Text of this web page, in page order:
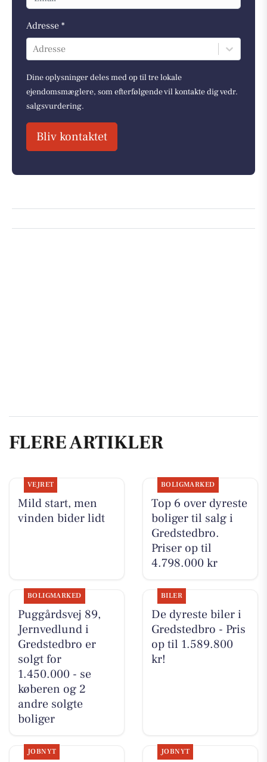
Adresse *
Adresse
Dine oplysninger deles med op til tre lokale
ejendomsmæglere, som efterfølgende vil kontakte dig vedr.
salgsvurdering.
Bliv kontaktet
FLERE ARTIKLER
VEJRET
Mild start, men
vinden bider lidt
BOLIGMARKED
Top 6 over dyreste
boliger til salg i
Gredstedbro.
Priser op til
4.798.000 kr
BOLIGMARKED
Puggårdsvej 89,
Jernvedlund i
Gredstedbro er
solgt for
1.450.000 - se
køberen og 2
andre solgte
boliger
BILER
De dyreste biler i
Gredstedbro - Pris
op til 1.589.800
kr!
JOBNYT JOBNYT